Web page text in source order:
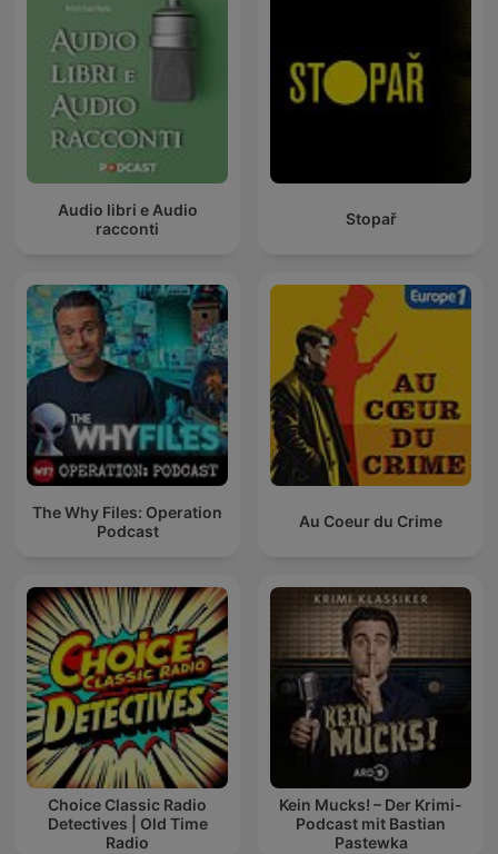
Audio libri e Audio
racconti
Stopař
The Why Files: Operation
Podcast
Au Coeur du Crime
Choice Classic Radio
Detectives | Old Time
Radio
Kein Mucks! – Der Krimi-
Podcast mit Bastian
Pastewka